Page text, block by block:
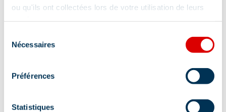
ou qu'ils ont collectées lors de votre utilisation de leurs
Nécessaires
Préférences
Statistiques
Restauration rapide
Localisation